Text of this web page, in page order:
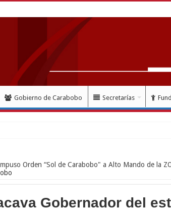
Gobierno de Carabobo Secretarías
Orden “Sol de Carabobo" a Alto Mando de la
Gobernador del